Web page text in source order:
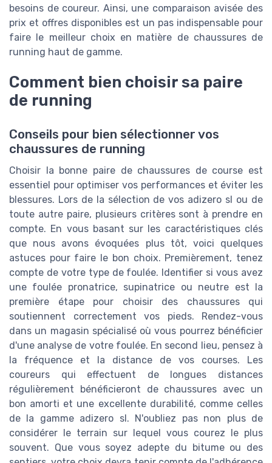
besoins de coureur. Ainsi, une comparaison avisée des
prix et offres disponibles est un pas indispensable pour
faire le meilleur choix en matière de chaussures de
running haut de gamme.
Comment bien choisir sa paire
de running
Conseils pour bien sélectionner vos
chaussures de running
Choisir la bonne paire de chaussures de course est
essentiel pour optimiser vos performances et éviter les
blessures. Lors de la sélection de vos adizero sl ou de
toute autre paire, plusieurs critères sont à prendre en
compte. En vous basant sur les caractéristiques clés
que nous avons évoquées plus tôt, voici quelques
astuces pour faire le bon choix. Premièrement, tenez
compte de votre type de foulée. Identifier si vous avez
une foulée pronatrice, supinatrice ou neutre est la
première étape pour choisir des chaussures qui
soutiennent correctement vos pieds. Rendez-vous
dans un magasin spécialisé où vous pourrez bénéficier
d'une analyse de votre foulée. En second lieu, pensez à
la fréquence et la distance de vos courses. Les
coureurs qui effectuent de longues distances
régulièrement bénéficieront de chaussures avec un
bon amorti et une excellente durabilité, comme celles
de la gamme adizero sl. N'oubliez pas non plus de
considérer le terrain sur lequel vous courez le plus
souvent. Que vous soyez adepte du bitume ou des